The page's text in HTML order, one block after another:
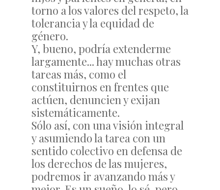
torno a los valores del respeto, la
tolerancia y la equidad de
género.
Y, bueno, podría extenderme
largamente... hay muchas otras
tareas más, como el
constituirnos en frentes que
actúen, denuncien y exijan
sistemáticamente.
Sólo así, con una visión integral
y asumiendo la tarea con un
sentido colectivo en defensa de
los derechos de las mujeres,
podremos ir avanzando más y